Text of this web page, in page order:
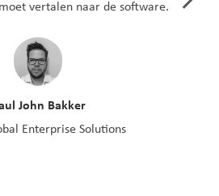
vertalen naar de software.
John Bakker
Enterprise Solutions